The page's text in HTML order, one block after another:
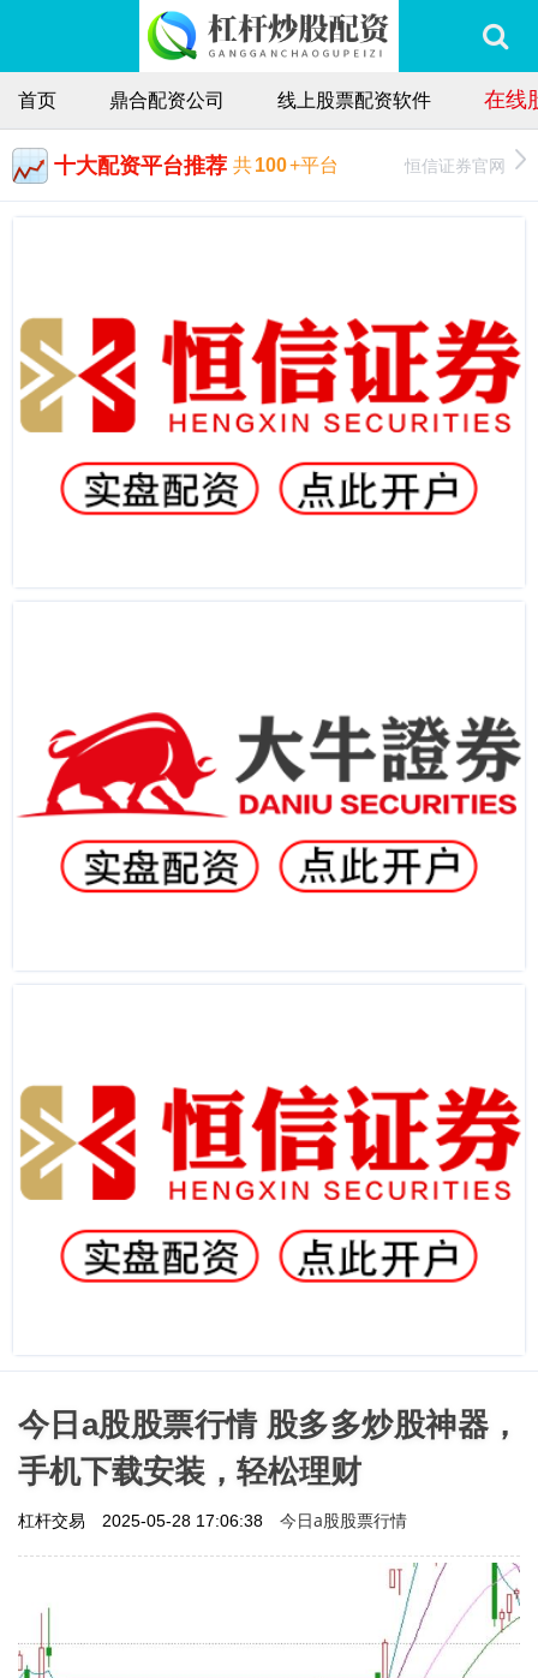
首页 鼎合配资公司 线上股票配资软件 在线
十大配资平台推荐 共100+平台 恒信证券官网
今日a股股票行情 股多多炒股神器，
手机下载安装，轻松理财
杠杆交易 2025-05-28 17:06:38 今日a股股票行情